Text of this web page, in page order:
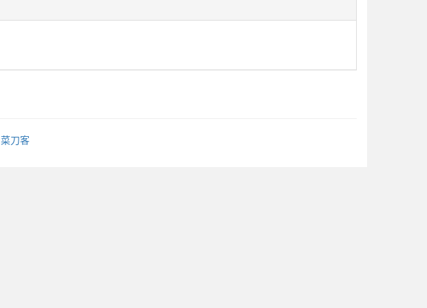
菜刀客